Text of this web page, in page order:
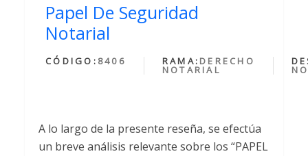
Papel De Seguridad
Notarial
CÓDIGO: 8406 RAMA: DERECHO
NOTARIAL
A lo largo de la presente reseña, se efectúa
un breve análisis relevante sobre los “PAPEL